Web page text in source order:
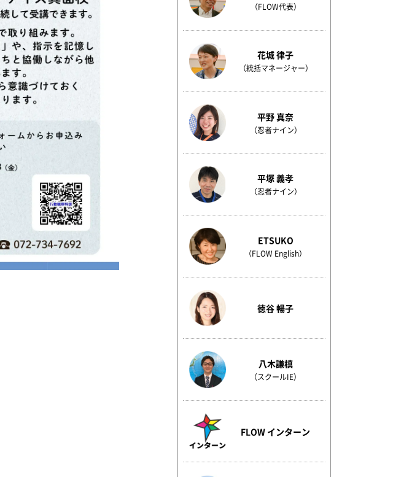
（FLOW代表）
花城 律子
（統括マネージャー）
平野 真奈
（忍者ナイン）
平塚 義孝
（忍者ナイン）
ETSUKO
（FLOW English）
徳谷 暢子
八木謙槙
（スクールIE）
FLOW インターン